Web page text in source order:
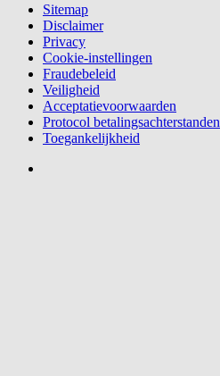
Sitemap
Disclaimer
Privacy
Cookie-instellingen
Fraudebeleid
Veiligheid
Acceptatievoorwaarden
Protocol betalingsachterstanden
Toegankelijkheid